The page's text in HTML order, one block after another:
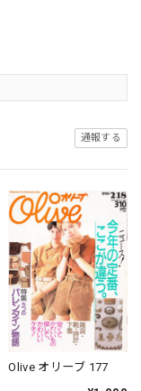
通報する
Olive オリーブ 177